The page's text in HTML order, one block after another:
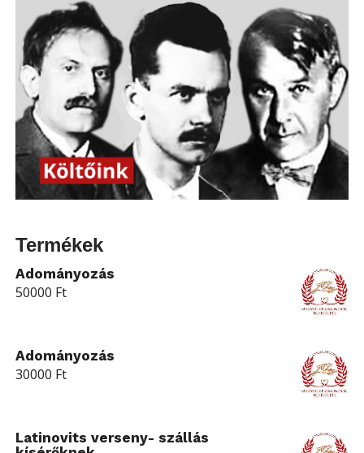
Termékek
Adományozás
50000 Ft
Adományozás
30000 Ft
Latinovits verseny- szállás